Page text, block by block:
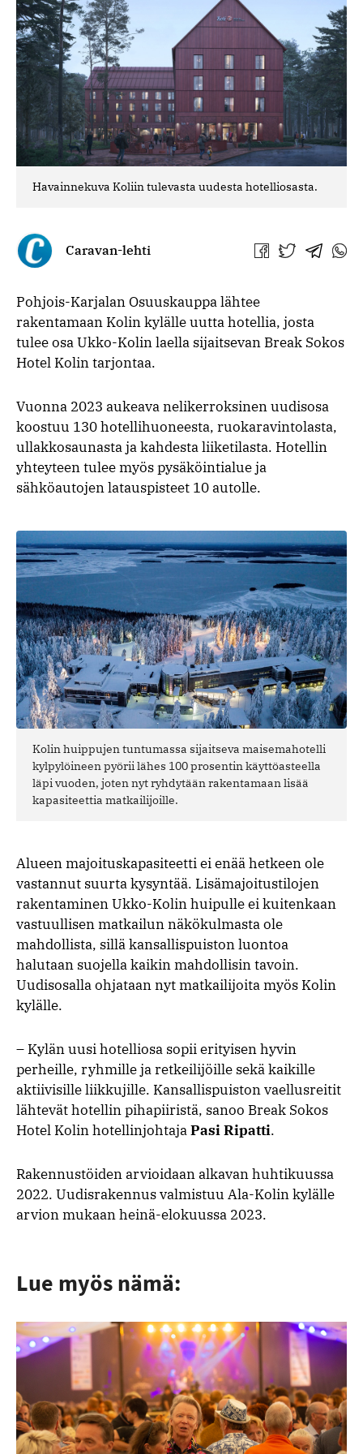
Havainnekuva Koliin tulevasta uudesta hotelliosasta.
Caravan-lehti
Jaa Jaa Jaa Jaa
Pohjois-Karjalan Osuuskauppa lähtee
rakentamaan Kolin kylälle uutta hotellia, josta
tulee osa Ukko-Kolin laella sijaitsevan Break Sokos
Hotel Kolin tarjontaa.
Vuonna 2023 aukeava nelikerroksinen uudisosa
koostuu 130 hotellihuoneesta, ruokaravintolasta,
ullakkosaunasta ja kahdesta liiketilasta. Hotellin
yhteyteen tulee myös pysäköintialue ja
sähköautojen latauspisteet 10 autolle.
Kolin huippujen tuntumassa sijaitseva maisemahotelli
kylpylöineen pyörii lähes 100 prosentin käyttöasteella
läpi vuoden, joten nyt ryhdytään rakentamaan lisää
kapasiteettia matkailijoille.
Alueen majoituskapasiteetti ei enää hetkeen ole
vastannut suurta kysyntää. Lisämajoitustilojen
rakentaminen Ukko-Kolin huipulle ei kuitenkaan
vastuullisen matkailun näkökulmasta ole
mahdollista, sillä kansallispuiston luontoa
halutaan suojella kaikin mahdollisin tavoin.
Uudisosalla ohjataan nyt matkailijoita myös Kolin
kylälle.
– Kylän uusi hotelliosa sopii erityisen hyvin
perheille, ryhmille ja retkeilijöille sekä kaikille
aktiivisille liikkujille. Kansallispuiston vaellusreitit
lähtevät hotellin pihapiiristä, sanoo Break Sokos
Hotel Kolin hotellinjohtajaPasi Ripatti.
Rakennustöiden arvioidaan alkavan huhtikuussa
2022. Uudisrakennus valmistuu Ala-Kolin kylälle
arvion mukaan heinä-elokuussa 2023.
Lue myös nämä: